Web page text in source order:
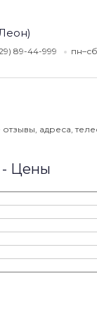
89-44-999
адреса,
- Цены